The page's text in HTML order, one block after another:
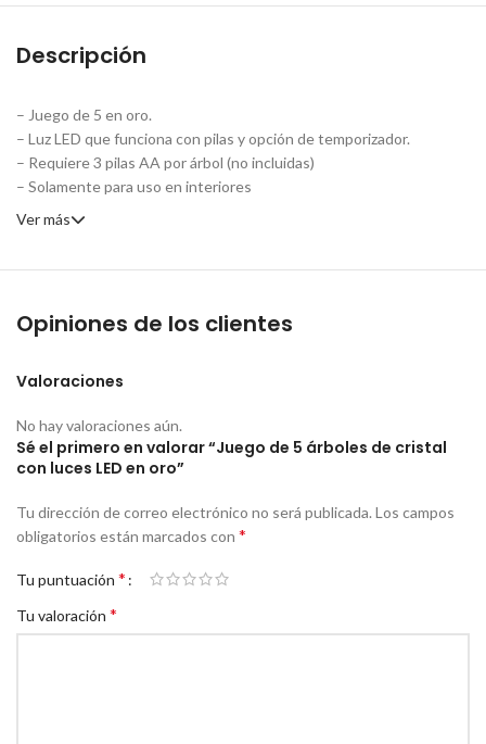
Descripción
– Juego de 5 en oro.
– Luz LED que funciona con pilas y opción de temporizador.
– Requiere 3 pilas AA por árbol (no incluidas)
– Solamente para uso en interiores
Ver más
Opiniones de los clientes
Valoraciones
No hay valoraciones aún.
Sé el primero en valorar “Juego de 5 árboles de cristal
con luces LED en oro”
Tu dirección de correo electrónico no será publicada. Los campos
obligatorios están marcados con *
Tu puntuación *
Tu valoración *